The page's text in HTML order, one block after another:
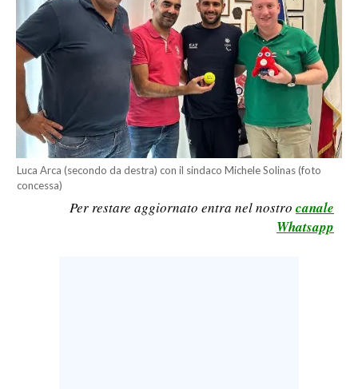
RISULTATI E CLASSIFICHE
CALCIO
CALCIO REGIONALE
BASKET
VOLLEY
MOTORI
TENNIS
ALTRI SPORT
Luca Arca (secondo da destra) con il sindaco Michele Solinas (foto
concessa)
Per restare aggiornato entra nel nostro canale
Whatsapp